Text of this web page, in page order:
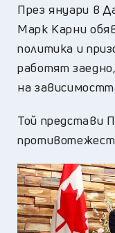
През януари в
Марк Карни
политика и
работят
на
Той представи